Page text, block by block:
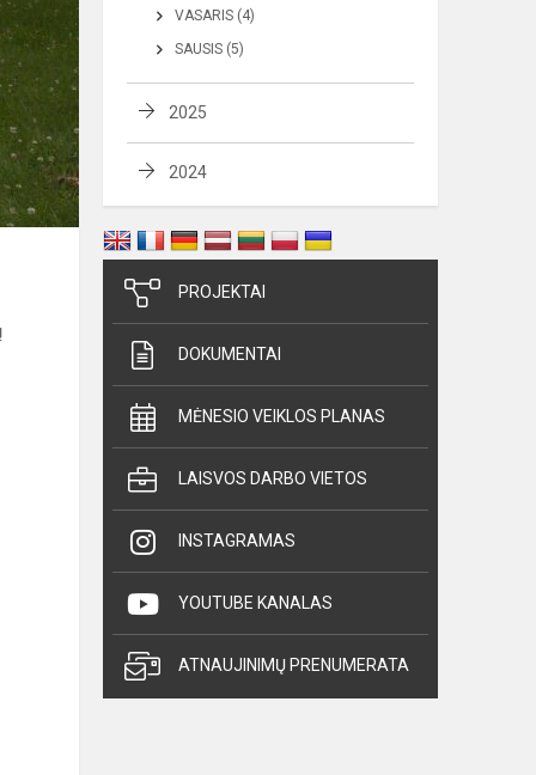
VASARIS (4)
SAUSIS (5)
2025
2024
PROJEKTAI
DOKUMENTAI
MĖNESIO VEIKLOS PLANAS
LAISVOS DARBO VIETOS
INSTAGRAMAS
YOUTUBE KANALAS
ATNAUJINIMŲ PRENUMERATA